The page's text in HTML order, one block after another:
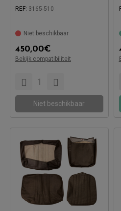
REF: 3165-510
Niet beschikbaar
450,00€
Bekijk compatibiliteit
Niet beschikbaar